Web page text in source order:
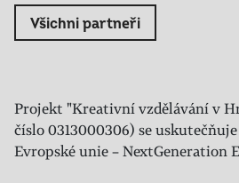
Všichni partneři
Projekt "Kreativní vzdělávání v
číslo 0313000306) se
Evropské unie – NextGeneration